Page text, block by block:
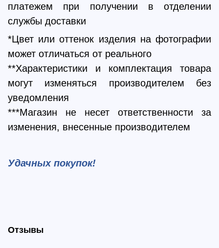
платежем при получении в отделении
службы доставки
*Цвет или оттенок изделия на фотографии
может отличаться от реального
**Характеристики и комплектация товара
могут изменяться производителем без
уведомления
***Магазин не несет ответственности за
изменения, внесенные производителем
Удачных покупок!
Отзывы